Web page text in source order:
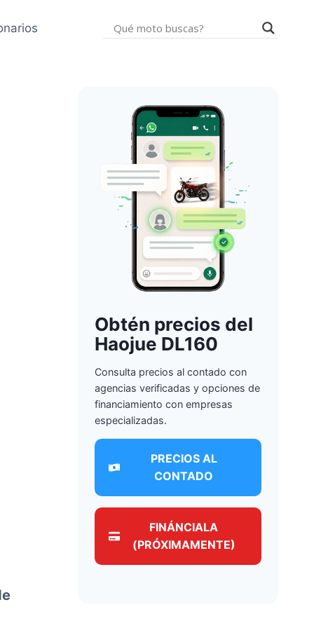
Obtén precios del
Haojue DL160
Consulta precios al contado con
agencias verificadas y opciones de
financiamiento con empresas
especializadas.
PRECIOS AL
CONTADO
FINÁNCIALA
(PRÓXIMAMENTE)